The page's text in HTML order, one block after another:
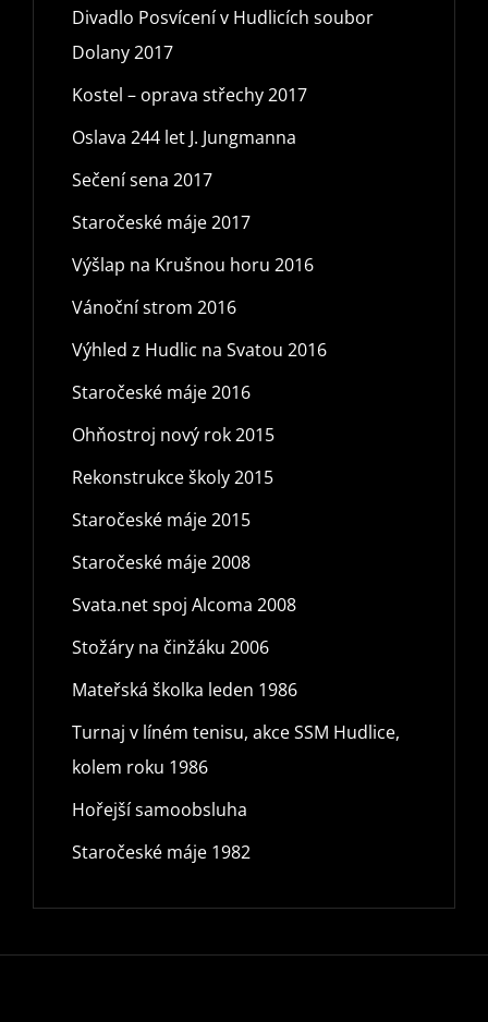
Divadlo Posvícení v Hudlicích soubor
Dolany 2017
Kostel – oprava střechy 2017
Oslava 244 let J. Jungmanna
Sečení sena 2017
Staročeské máje 2017
Výšlap na Krušnou horu 2016
Vánoční strom 2016
Výhled z Hudlic na Svatou 2016
Staročeské máje 2016
Ohňostroj nový rok 2015
Rekonstrukce školy 2015
Staročeské máje 2015
Staročeské máje 2008
Svata.net spoj Alcoma 2008
Stožáry na činžáku 2006
Mateřská školka leden 1986
Turnaj v líném tenisu, akce SSM Hudlice,
kolem roku 1986
Hořejší samoobsluha
Staročeské máje 1982